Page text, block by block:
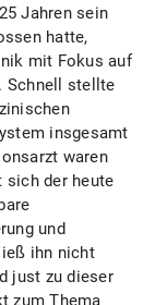
Jahren sein
hatte,
mit Fokus auf
Schnell stellte
insgesamt
waren
sich der heute
und
ihn nicht
just zu dieser
zum Thema